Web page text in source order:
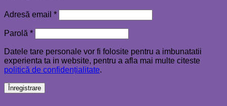
Adresă email *Obligatoriu
Parolă *Obligatoriu
Datele tare personale vor fi folosite pentru a imbunatatii
experienta ta in website, pentru a afla mai multe citeste
politică de confidențialitate.
Înregistrare